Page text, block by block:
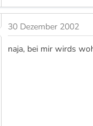
30 Dezember 2002
naja, bei mir wirds